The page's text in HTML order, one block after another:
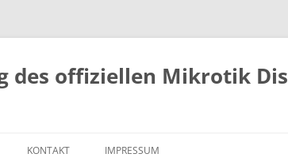
des offiziellen Mikrotik
KONTAKT IMPRESSUM